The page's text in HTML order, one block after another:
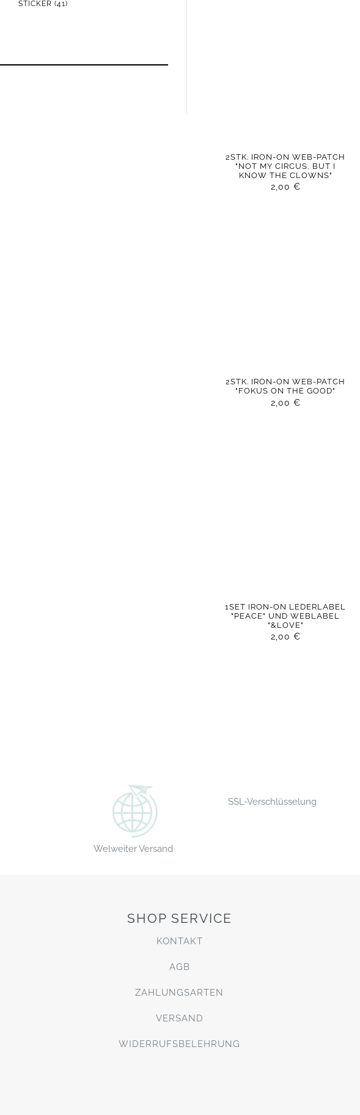
STICKER 4141
2STK. IRON-ON WEB-PATCH
"NOT MY CIRCUS, BUT I
KNOW THE CLOWNS"
2,00 €
2STK. IRON-ON WEB-PATCH
"FOKUS ON THE GOOD"
2,00 €
1SET IRON-ON LEDERLABEL
"PEACE" UND WEBLABEL
"&LOVE"
2,00 €
Welweiter Versand
SSL-Verschlüsselung
SHOP SERVICE
KONTAKT
AGB
ZAHLUNGSARTEN
VERSAND
WIDERRUFSBELEHRUNG